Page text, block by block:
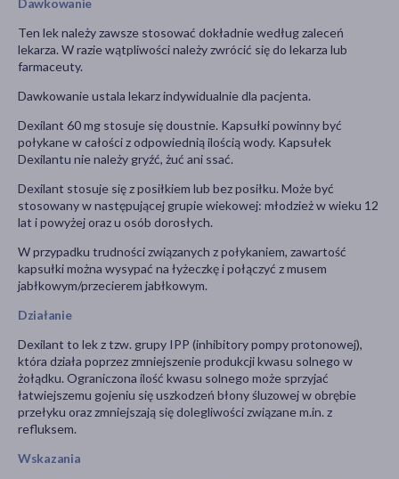
Dawkowanie
Ten lek należy zawsze stosować dokładnie według zaleceń
lekarza. W razie wątpliwości należy zwrócić się do lekarza lub
farmaceuty.
Dawkowanie ustala lekarz indywidualnie dla pacjenta.
Dexilant 60 mg stosuje się doustnie. Kapsułki powinny być
połykane w całości z odpowiednią ilością wody. Kapsułek
Dexilantu nie należy gryźć, żuć ani ssać.
Dexilant stosuje się z posiłkiem lub bez posiłku. Może być
stosowany w następującej grupie wiekowej: młodzież w wieku 12
lat i powyżej oraz u osób dorosłych.
W przypadku trudności związanych z połykaniem, zawartość
kapsułki można wysypać na łyżeczkę i połączyć z musem
jabłkowym/przecierem jabłkowym.
Działanie
Dexilant to lek z tzw. grupy IPP (inhibitory pompy protonowej),
która działa poprzez zmniejszenie produkcji kwasu solnego w
żołądku. Ograniczona ilość kwasu solnego może sprzyjać
łatwiejszemu gojeniu się uszkodzeń błony śluzowej w obrębie
przełyku oraz zmniejszają się dolegliwości związane m.in. z
refluksem.
Wskazania